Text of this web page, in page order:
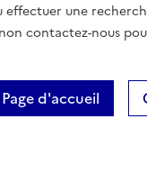
effectuer une
contactez-nous
Page d'accueil